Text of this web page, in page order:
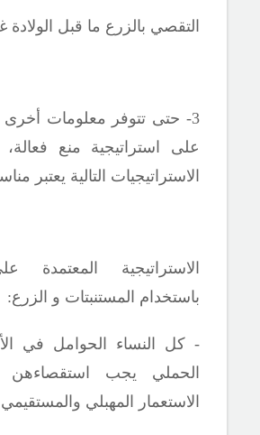
التقصي بالزرع ما قبل
3- حتى تتوفر معلومات أخرى
على استراتيجية منع
الاستراتيجيات التالية يعتبر
الاستراتيجية المعتمدة
باستخدام المستنبتات و الزرع:
الحملي يجب
الاستعمار المهبلي والمستقيمي